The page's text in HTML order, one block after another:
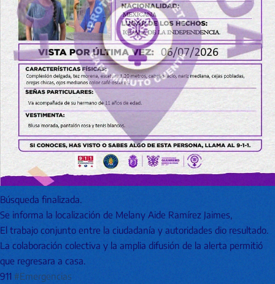
Búsqueda finalizada.
Se informa la localización de Melany Aide Ramírez Jaimes,
El trabajo conjunto entre la ciudadanía y autoridades dio resultado.
La colaboración colectiva y la amplia difusión de la alerta permitió
que regresara a casa.
911 #Emergencias